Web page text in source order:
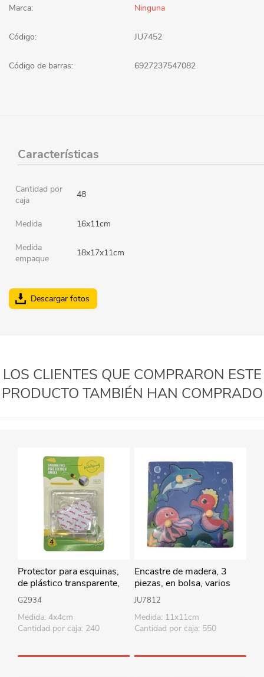
Marca: Ninguna
Código: JU7452
Código de barras: 6927237547082
Características
Cantidad por
caja
48
Medida 16x11cm
Medida
empaque
18x17x11cm
Descargar fotos
LOS CLIENTES QUE COMPRARON ESTE
PRODUCTO TAMBIÉN HAN COMPRADO
Protector para esquinas,
de plástico transparente,
en blister
G2934
Medida: 4x4cm
Cantidad por caja: 240
Encastre de madera, 3
piezas, en bolsa, varios
diseños
JU7812
Medida: 11x11cm
Cantidad por caja: 550